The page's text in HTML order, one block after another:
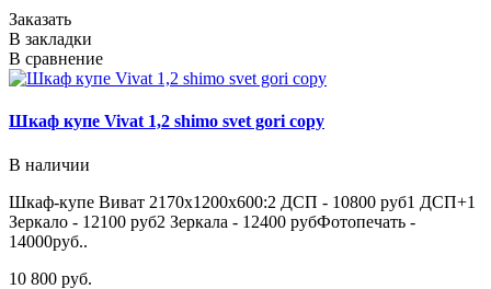
Заказать
В закладки
В сравнение
Шкаф купе Vivat 1,2 shimo svet gori copy
В наличии
Шкаф-купе Виват 2170х1200х600:2 ДСП - 10800 руб1 ДСП+1
Зеркало - 12100 руб2 Зеркала - 12400 рубФотопечать -
14000руб..
10 800 руб.